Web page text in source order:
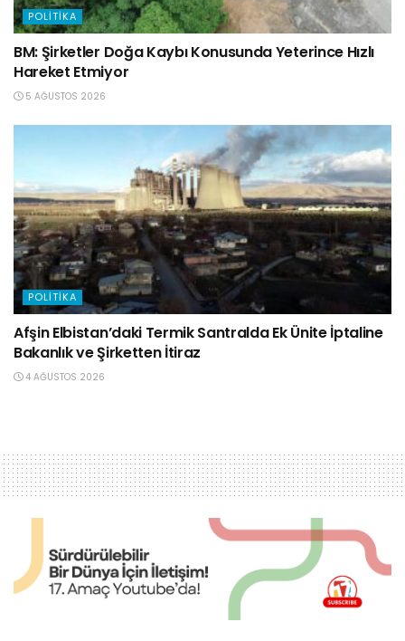
POLITIKA
BM: Şirketler Doğa Kaybı Konusunda Yeterince Hızlı
Hareket Etmiyor
5 AĞUSTOS 2026
POLITIKA
Afşin Elbistan’daki Termik Santralda Ek Ünite İptaline
Bakanlık ve Şirketten İtiraz
4 AĞUSTOS 2026